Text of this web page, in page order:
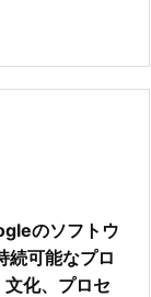
のソフトウ
続可能なプロ
化、プロセ